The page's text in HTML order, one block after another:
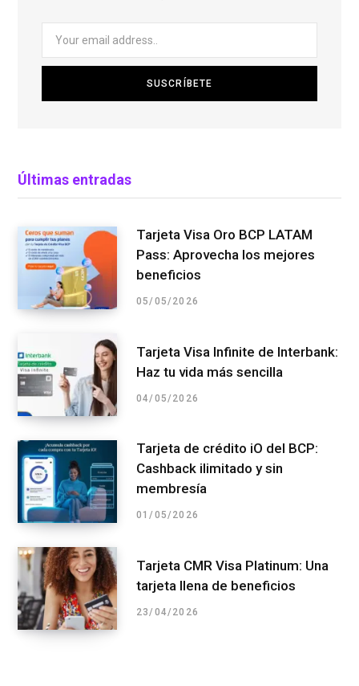
Últimas entradas
Tarjeta Visa Oro BCP LATAM
Pass: Aprovecha los mejores
beneficios
05/05/2026
Tarjeta Visa Infinite de Interbank:
Haz tu vida más sencilla
04/05/2026
Tarjeta de crédito iO del BCP:
Cashback ilimitado y sin
membresía
01/05/2026
Tarjeta CMR Visa Platinum: Una
tarjeta llena de beneficios
23/04/2026